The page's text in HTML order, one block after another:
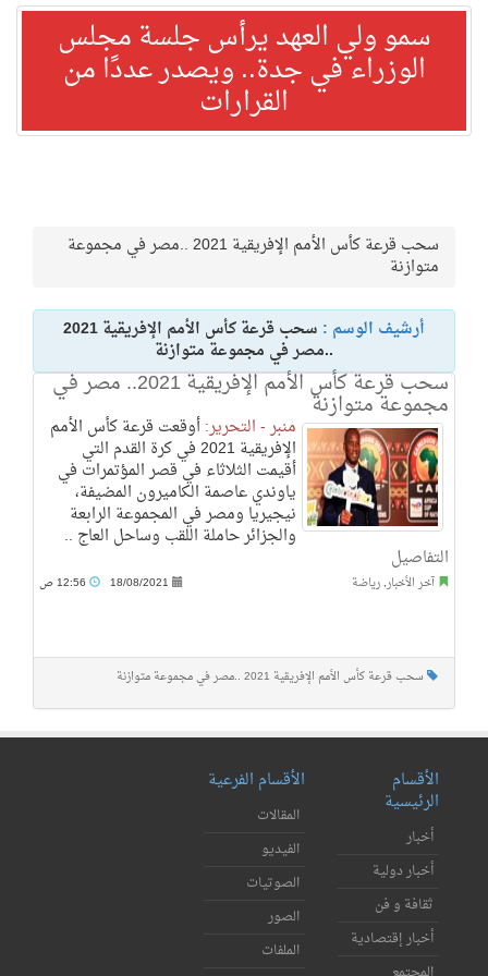
سمو ولي العهد يرأس جلسة مجلس
الوزراء في جدة.. ويصدر عددًا من
القرارات
سحب قرعة كأس الأمم الإفريقية 2021 ..مصر في مجموعة
متوازنة
أرشيف الوسم : سحب قرعة كأس الأمم الإفريقية 2021
..مصر في مجموعة متوازنة
سحب قرعة كأس الأمم الإفريقية 2021.. مصر في
مجموعة متوازنة
منبر - التحرير:أوقعت قرعة كأس الأمم
الإفريقية 2021 في كرة القدم التي
أقيمت الثلاثاء في قصر المؤتمرات في
ياوندي عاصمة الكاميرون المضيفة،
نيجيريا ومصر في المجموعة الرابعة
والجزائر حاملة اللقب وساحل العاج ..
التفاصيل
آخر الأخبار, رياضة 18/08/2021
سحب قرعة كأس الأمم الإفريقية 2021 ..مصر في مجموعة متوازنة
الأقسام
الرئيسية
أخبار
أخبار دولية
ثقافة و فن
أخبار إقتصادية
الأقسام الفرعية
المقالات
الفيديو
الصوتيات
الصور
الملفات